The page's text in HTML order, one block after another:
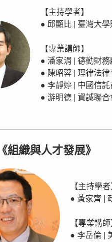
【主持學者】
● 邱顯比 | 臺灣大
【專業講師】
● 潘家涓 | 德勤財
● 陳昭蓉 | 理律法
● 李靜婷 | 中國信
● 游明德 | 資誠聯
組織與人才發展》
【主持學者
● 黃家齊 |
【專業講師
● 李岳倫 |